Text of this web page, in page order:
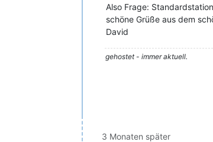
Also Frage:
schöne Grüße aus dem
David
gehostet - immer aktuell.
3 Monaten später